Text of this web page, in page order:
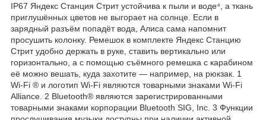
IP67 Яндекс Станция Стрит устойчива к пыли и воде⁴, а ткань
приглушённых цветов не выгорает на солнце. Если в
зарядный разъём попадёт вода, Алиса сама напомнит
просушить колонку. Ремешок в комплекте Яндекс Станцию
Стрит удобно держать в руке, ставить вертикально или
горизонтально, а с помощью съёмного ремешка с карабином
её можно вешать, куда захотите — например, на рюкзак. 1
Wi-Fi ® и логотип Wi-Fi являются товарными знаками Wi-Fi
Alliance. 2 Bluetooth® являются зарегистрированными
товарными знаками корпорации Bluetooth SIG, Inc. 3 Функции